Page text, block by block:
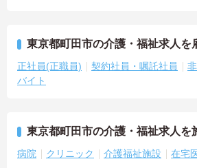
東京都町田市の介護・福祉求人を
正社員(正職員) 契約社員・嘱託社員
バイト
東京都町田市の介護・福祉求人を
病院 クリニック 介護福祉施設 在宅